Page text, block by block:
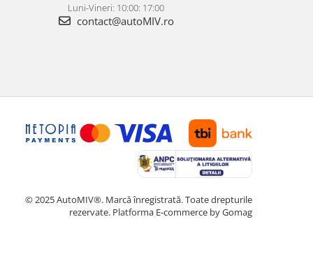
Luni-Vineri: 10:00: 17:00
contact@autoMIV.ro
© 2025 AutoMIV®. Marcă înregistrată. Toate drepturile
rezervate. Platforma E-commerce by Gomag